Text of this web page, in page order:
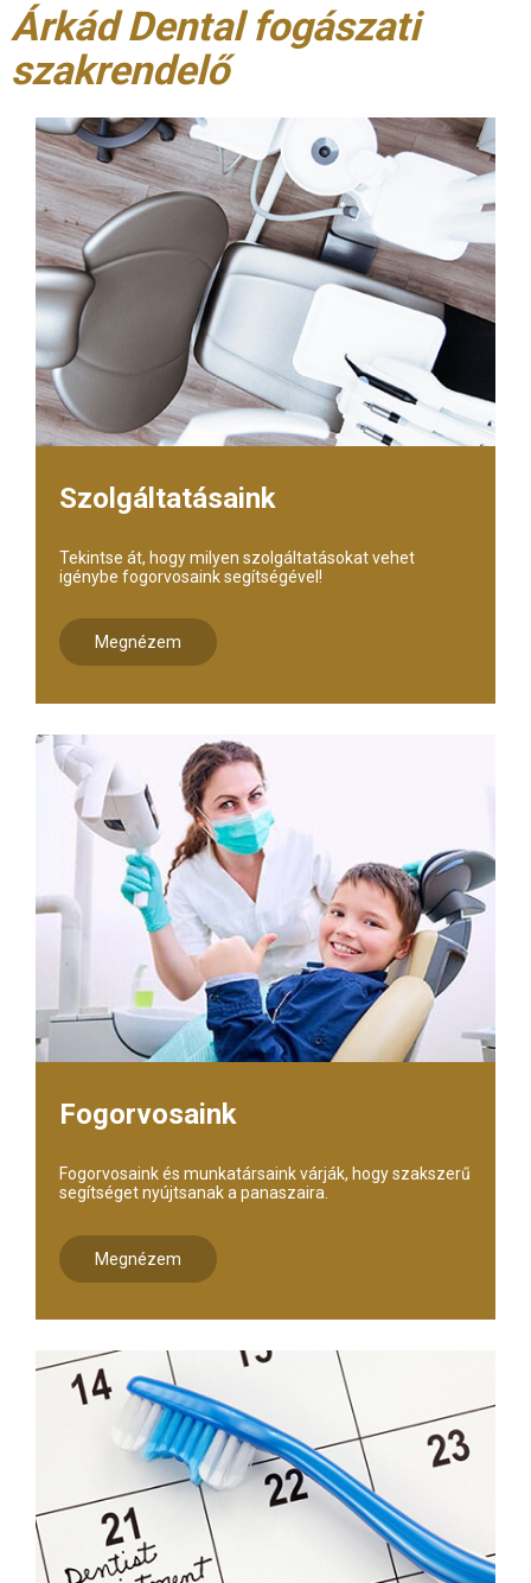
Árkád Dental fogászati
szakrendelő
Szolgáltatásaink
Tekintse át, hogy milyen szolgáltatásokat vehet
igénybe fogorvosaink segítségével!
Megnézem
Fogorvosaink
Fogorvosaink és munkatársaink várják, hogy szakszerű
segítséget nyújtsanak a panaszaira.
Megnézem